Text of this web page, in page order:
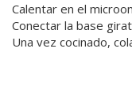
Calentar en el
Conectar la base
Una vez cocinado,